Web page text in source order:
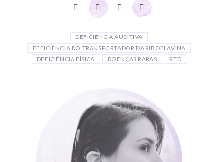
DEFICIÊNCIA AUDITIVA
DEFICIÊNCIA DO TRANSPORTADOR DA RIBOFLAVINA
DEFICIÊNCIA FÍSICA
DOENÇAS RARAS RTD